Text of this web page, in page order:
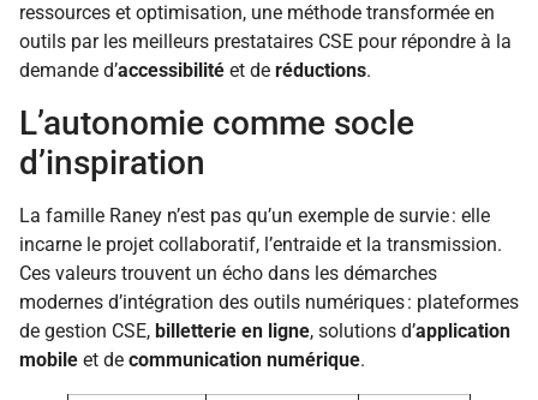
ressources et optimisation, une méthode transformée en
outils par les meilleurs prestataires CSE pour répondre à la
demande d’accessibilité et de réductions.
L’autonomie comme socle
d’inspiration
La famille Raney n’est pas qu’un exemple de survie : elle
incarne le projet collaboratif, l’entraide et la transmission.
Ces valeurs trouvent un écho dans les démarches
modernes d’intégration des outils numériques : plateformes
de gestion CSE, billetterie en ligne, solutions d’application
mobile et de communication numérique.